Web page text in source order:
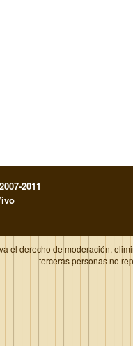
2011
el derecho de moderación,
terceras personas no